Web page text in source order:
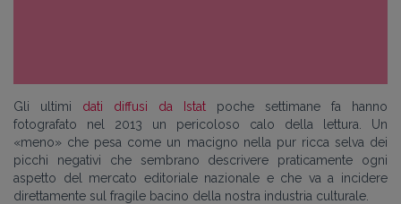
Gli ultimi dati diffusi da Istat poche settimane fa hanno
fotografato nel 2013 un pericoloso calo della lettura. Un
«meno» che pesa come un macigno nella pur ricca selva dei
picchi negativi che sembrano descrivere praticamente ogni
aspetto del mercato editoriale nazionale e che va a incidere
direttamente sul fragile bacino della nostra industria culturale.